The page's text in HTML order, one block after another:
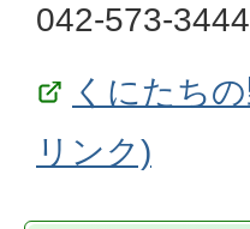
042-573-3444
くにたち
リンク)